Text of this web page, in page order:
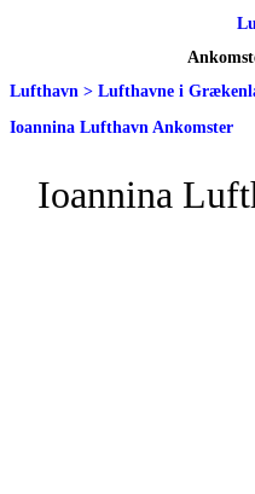
Lufthavn > Lufthavne i
Ioannina Lufthavn Ankomster
Ioannina